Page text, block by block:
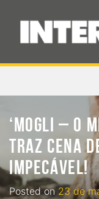
‘MOGLI – O
TRAZ CENA
IMPECÁVEL!
Posted on 23 de